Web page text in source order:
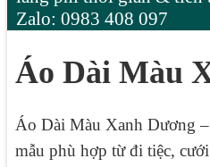
Zalo: 0983 408 097
Áo Dài Màu
Áo Dài Màu Xanh Dương
mẫu phù hợp từ đi tiệc,